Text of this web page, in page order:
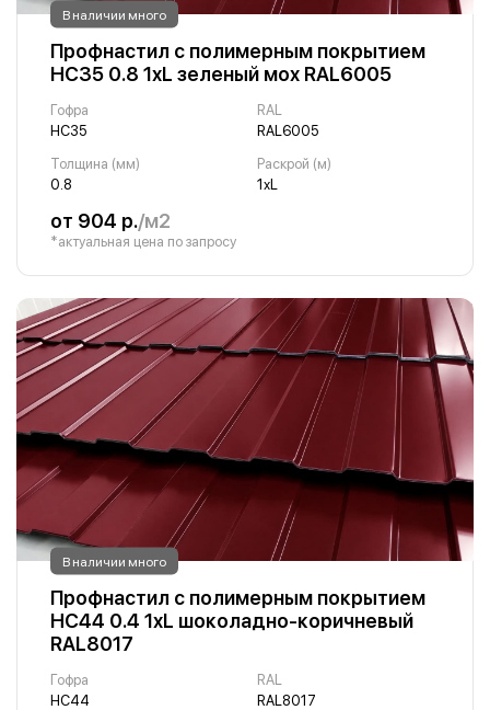
В наличии много
Профнастил с полимерным покрытием
НС35 0.8 1хL зеленый мох RAL6005
Гофра
НС35
RAL
RAL6005
Толщина (мм)
0.8
Раскрой (м)
1хL
от 904 р./м2
*актуальная цена по запросу
В наличии много
Профнастил с полимерным покрытием
НС44 0.4 1хL шоколадно-коричневый
RAL8017
Гофра
НС44
RAL
RAL8017